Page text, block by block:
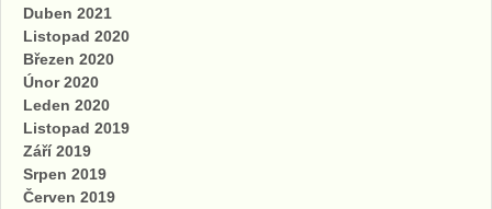
Duben 2021
Listopad 2020
Březen 2020
Únor 2020
Leden 2020
Listopad 2019
Září 2019
Srpen 2019
Červen 2019